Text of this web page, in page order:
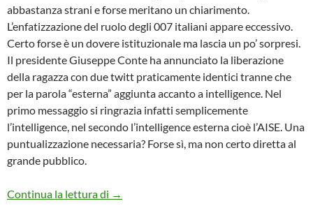
abbastanza strani e forse meritano un chiarimento.
L’enfatizzazione del ruolo degli 007 italiani appare eccessivo.
Certo forse è un dovere istituzionale ma lascia un po’ sorpresi.
Il presidente Giuseppe Conte ha annunciato la liberazione
della ragazza con due twitt praticamente identici tranne che
per la parola “esterna” aggiunta accanto a intelligence. Nel
primo messaggio si ringrazia infatti semplicemente
l’intelligence, nel secondo l’intelligence esterna cioè l’AISE. Una
puntualizzazione necessaria? Forse sì, ma non certo diretta al
grande pubblico.
Continua la lettura di SILVIA E’ TORNATA, LASCIAMOLA IN
→